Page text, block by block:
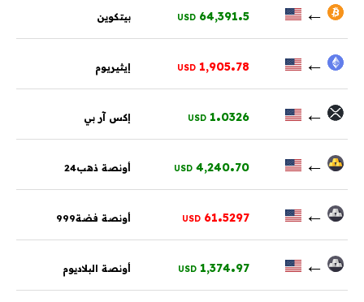
←
64,391.5
USD بيتكوين
←
1,905.78
USD إيثيريوم
←
1.0326
USD إكس آر بي
←
4,240.70
USD أونصة ذهب24
←
61.5297
USD أونصة فضة999
←
1,374.97
USD أونصة البلاديوم